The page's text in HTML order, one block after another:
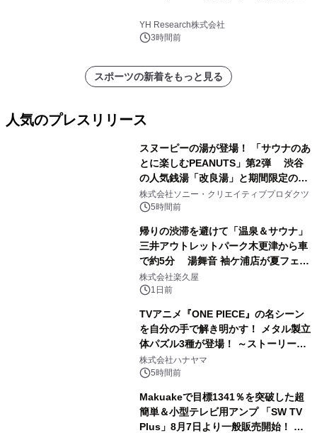
YH Research株式会社
3時間前
スポーツの新着をもっと見る
人気のプレスリリース
スヌーピーの湯が登場！ 「サウナのあ
とに楽しむPEANUTS」第2弾 渋谷
の人気銭湯「改良湯」と期間限定のコ
ラボレーション サウナイキタイコラ
ボグッズも発売決定！
株式会社ソニー・クリエイティブプロダクツ
5時間前
帰りの渋滞を避けて「温泉＆サウナ」
三井アウトレットパーク木更津から車
で約5分 湯舞音 袖ケ浦店が夏フェア
メニューを提供
株式会社楽久屋
1日前
TVアニメ『ONE PIECE』の名シーン
を自分の手で解き明かす！ メタル製立
体パズル3種が登場！ ～ストーリーと
ギミックが融合した 大人の体験型パズ
ルが8月7日(金)12時より先行予約受付
株式会社ハナヤマ
5時間前
Makuakeで目標1341％を突破した超
簡単＆小型テレビ用アンプ 「SW TV
Plus」8月7日より一般販売開始！ ケ